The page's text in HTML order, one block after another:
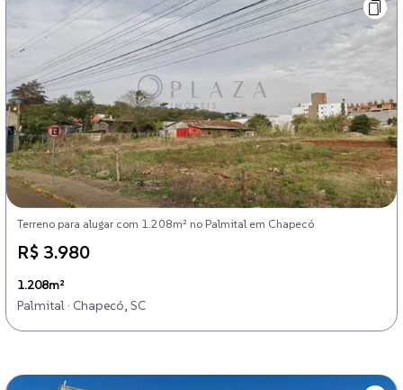
Terreno para alugar com 1.208m² no Palmital em Chapecó
R$ 3.980
1.208m²
Palmital · Chapecó, SC